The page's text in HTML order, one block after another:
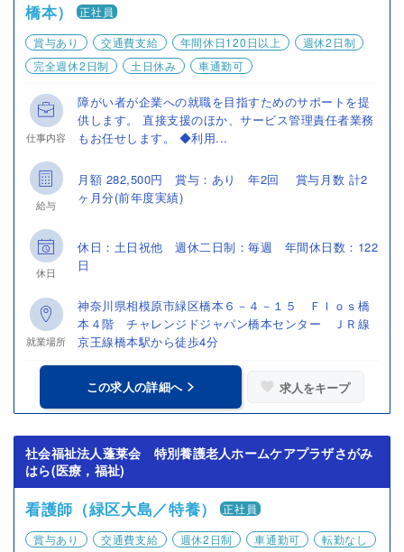
橋本）
正社員
賞与あり
交通費支給 年間休日120日以上
週休2日制
完全週休2日制
土日休み 車通勤可
仕事内容
障がい者が企業への就職を目指すためのサポートを提
供します。 直接支援のほか、サービス管理責任者業務
もお任せします。 ◆利用...
給与
月額 282,500円 賞与：あり 年2回 賞与月数 計2
ヶ月分(前年度実績)
休日
休日：土日祝他 週休二日制：毎週 年間休日数：122
日
就業場所
神奈川県相模原市緑区橋本６－４－１５ Ｆｌｏｓ橋
本４階 チャレンジドジャパン橋本センター ＪＲ線
京王線橋本駅から徒歩4分
この求人の詳細へ 求人をキープ
社会福祉法人蓬莱会 特別養護老人ホームケアプラザさがみ
はら(医療，福祉)
看護師（緑区大島／特養）
正社員
賞与あり
交通費支給 週休2日制 車通勤可 転勤なし